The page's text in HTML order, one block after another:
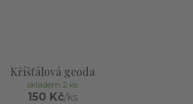
Kříšťálová geoda
150 Kč/ks
skladem 2 ks